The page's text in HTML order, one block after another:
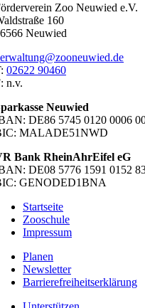
Zoo Neuwied e.V.
160
Neuwied
02622 90460
n.v.
Neuwied
DE86 5745 0120 0006
MALADE51NWD
Bank RheinAhrEifel eG
DE08 5776 1591 0152
GENODED1BNA
Startseite
Zooschule
Impressum
Planen
Newsletter
Barrierefreiheitserklärung